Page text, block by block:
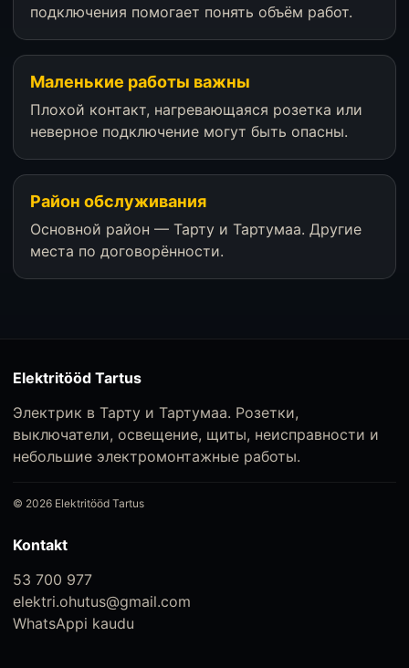
подключения помогает понять объём работ.
Маленькие работы важны
Плохой контакт, нагревающаяся розетка или
неверное подключение могут быть опасны.
Район обслуживания
Основной район — Тарту и Тартумаа. Другие
места по договорённости.
Elektritööd Tartus
Электрик в Тарту и Тартумаа. Розетки,
выключатели, освещение, щиты, неисправности и
небольшие электромонтажные работы.
© 2026 Elektritööd Tartus
Kontakt
53 700 977
elektri.ohutus@gmail.com
WhatsAppi kaudu